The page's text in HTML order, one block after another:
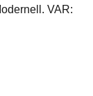
VAR: